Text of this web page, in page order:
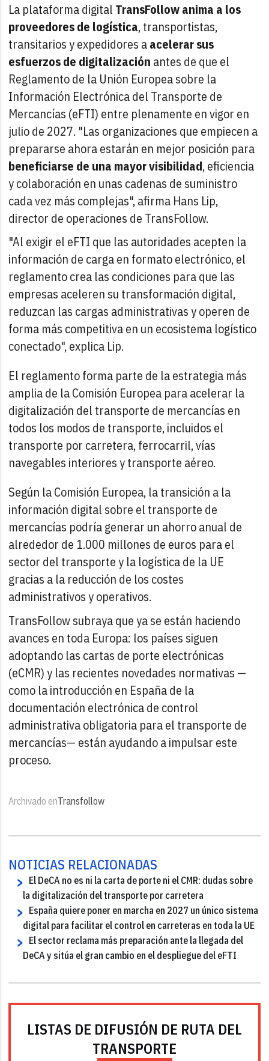
La plataforma digital TransFollow anima a los
proveedores de logística, transportistas,
transitarios y expedidores aacelerar sus
esfuerzos de digitalización antes de que el
Reglamento de la Unión Europea sobre la
Información Electrónica del Transporte de
Mercancías (eFTI) entre plenamente en vigor en
julio de 2027. "Las organizaciones que empiecen a
prepararse ahora estarán en mejor posición para
beneficiarse de una mayor visibilidad, eficiencia
y colaboración en unas cadenas de suministro
cada vez más complejas", afirma Hans Lip,
director de operaciones de TransFollow.
"Al exigir el eFTI que las autoridades acepten la
información de carga en formato electrónico, el
reglamento crea las condiciones para que las
empresas aceleren su transformación digital,
reduzcan las cargas administrativas y operen de
forma más competitiva en un ecosistema logístico
conectado", explica Lip.
El reglamento forma parte de la estrategia más
amplia de la Comisión Europea para acelerar la
digitalización del transporte de mercancías en
todos los modos de transporte, incluidos el
transporte por carretera, ferrocarril, vías
navegables interiores y transporte aéreo.
Según la Comisión Europea, la transición a la
información digital sobre el transporte de
mercancías podría generar un ahorro anual de
alrededor de 1.000 millones de euros para el
sector del transporte y la logística de la UE
gracias a la reducción de los costes
administrativos y operativos.
TransFollow subraya que ya se están haciendo
avances en toda Europa: los países siguen
adoptando las cartas de porte electrónicas
(eCMR) y las recientes novedades normativas —
como la introducción en España de la
documentación electrónica de control
administrativa obligatoria para el transporte de
mercancías— están ayudando a impulsar este
proceso.
Archivado enTransfollow
NOTICIAS RELACIONADAS
El DeCA no es ni la carta de porte ni el CMR: dudas sobre
la digitalización del transporte por carretera
España quiere poner en marcha en 2027 un único sistema
digital para facilitar el control en carreteras en toda la UE
El sector reclama más preparación ante la llegada del
DeCA y sitúa el gran cambio en el despliegue del eFTI
LISTAS DE DIFUSIÓN DE RUTA DEL
TRANSPORTE